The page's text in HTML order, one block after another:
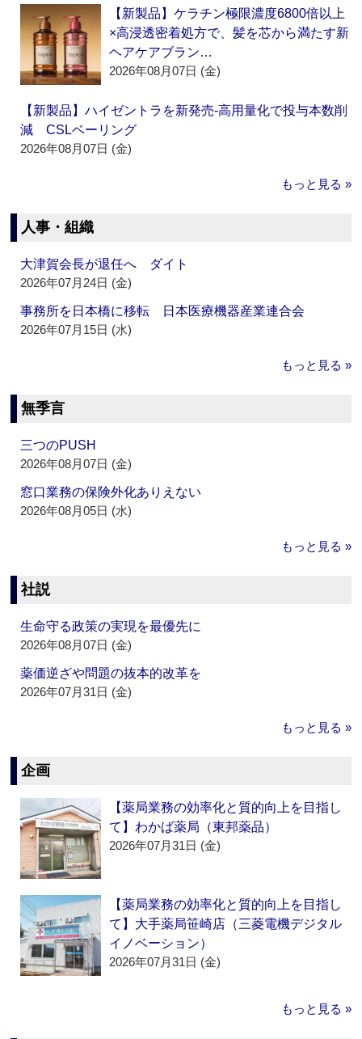
【新製品】ケラチン極限濃度6800倍以上
×高浸透密着処方で、髪を芯から満たす新
ヘアケアブラン…
2026年08月07日 (金)
【新製品】ハイゼントラを新発売‐高用量化で投与本数削
減 CSLベーリング
2026年08月07日 (金)
もっと見る »
人事・組織
大津賀会長が退任へ ダイト
2026年07月24日 (金)
事務所を日本橋に移転 日本医療機器産業連合会
2026年07月15日 (水)
もっと見る »
無季言
三つのPUSH
2026年08月07日 (金)
窓口業務の保険外化ありえない
2026年08月05日 (水)
もっと見る »
社説
生命守る政策の実現を最優先に
2026年08月07日 (金)
薬価逆ざや問題の抜本的改革を
2026年07月31日 (金)
もっと見る »
企画
【薬局業務の効率化と質的向上を目指し
て】わかば薬局（東邦薬品）
2026年07月31日 (金)
【薬局業務の効率化と質的向上を目指し
て】大手薬局笹崎店（三菱電機デジタル
イノベーション）
2026年07月31日 (金)
もっと見る »